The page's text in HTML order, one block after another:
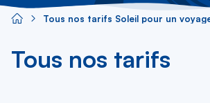
Tous nos tarifs Soleil pour un
Tous nos tarifs